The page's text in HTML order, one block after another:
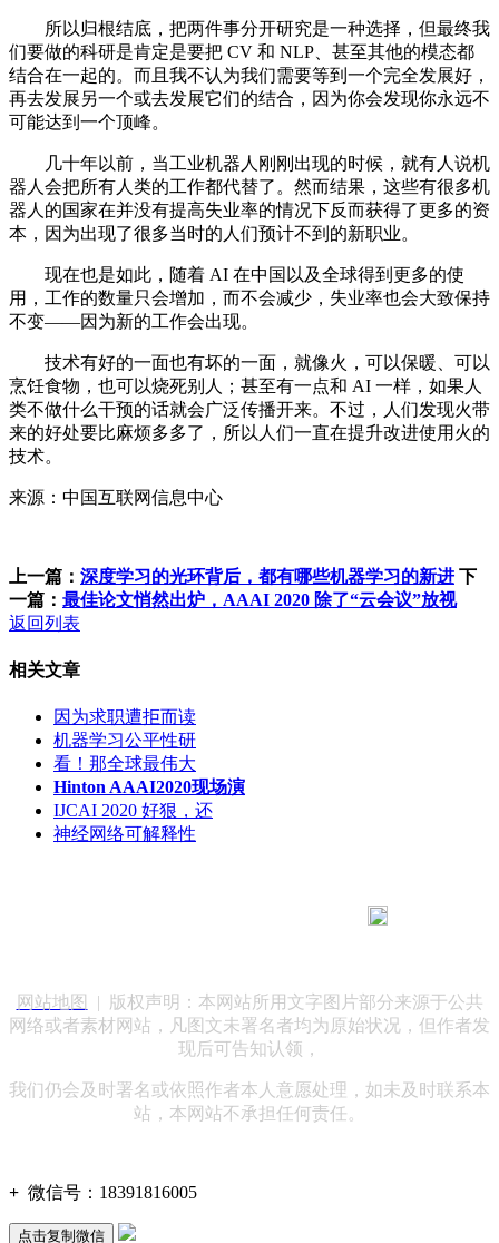
所以归根结底，把两件事分开研究是一种选择，但最终我
们要做的科研是肯定是要把 CV 和 NLP、甚至其他的模态都
结合在一起的。而且我不认为我们需要等到一个完全发展好，
再去发展另一个或去发展它们的结合，因为你会发现你永远不
可能达到一个顶峰。
几十年以前，当工业机器人刚刚出现的时候，就有人说机
器人会把所有人类的工作都代替了。然而结果，这些有很多机
器人的国家在并没有提高失业率的情况下反而获得了更多的资
本，因为出现了很多当时的人们预计不到的新职业。
现在也是如此，随着 AI 在中国以及全球得到更多的使
用，工作的数量只会增加，而不会减少，失业率也会大致保持
不变——因为新的工作会出现。
技术有好的一面也有坏的一面，就像火，可以保暖、可以
烹饪食物，也可以烧死别人；甚至有一点和 AI 一样，如果人
类不做什么干预的话就会广泛传播开来。不过，人们发现火带
来的好处要比麻烦多多了，所以人们一直在提升改进使用火的
技术。
来源：中国互联网信息中心
上一篇： 深度学习的光环背后，都有哪些机器学习的新进 下
一篇： 最佳论文悄然出炉，AAAI 2020 除了“云会议”放视
返回列表
相关文章
因为求职遭拒而读
机器学习公平性研
看！那全球最伟大
Hinton AAAI2020现场演
IJCAI 2020 好狠，还
神经网络可解释性
网站地图
| 版权声明：本网站所用文字图片部分来源于公共
网络或者素材网站，凡图文未署名者均为原始状况，但作者发
现后可告知认领，
我们仍会及时署名或依照作者本人意愿处理，如未及时联系本
站，本网站不承担任何责任。
+ 微信号： 18391816005
点击复制微信